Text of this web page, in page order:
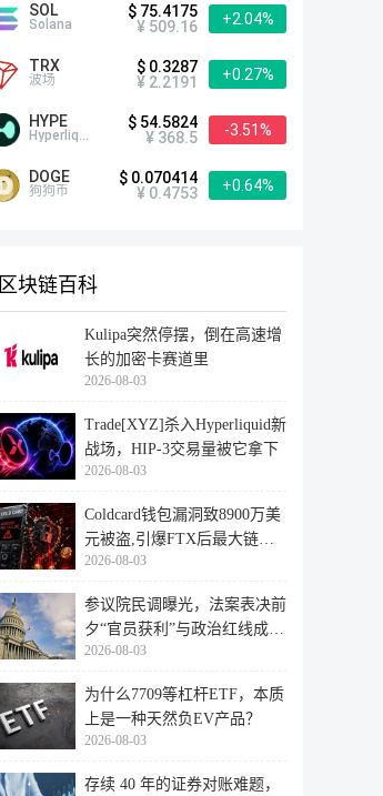
SOL
Solana
$ 75.4175
¥ 509.16
+2.04%
TRX
波场
$ 0.3287
¥ 2.2191
+0.27%
HYPE
Hyperliquid
$ 54.5824
¥ 368.5
-3.51%
DOGE
狗狗币
$ 0.070414
¥ 0.4753
+0.64%
区块链百科
Kulipa突然停摆，倒在高速增
长的加密卡赛道里
2026-08-03
Trade[XYZ]杀入Hyperliquid新
战场，HIP-3交易量被它拿下
2026-08-03
Coldcard钱包漏洞致8900万美
元被盗,引爆FTX后最大链上
迁移潮
2026-08-03
参议院民调曝光，法案表决前
夕“官员获利”与政治红线成最
大
2026-08-03
为什么7709等杠杆ETF，本质
上是一种天然负EV产品？
2026-08-03
存续 40 年的证券对账难题，